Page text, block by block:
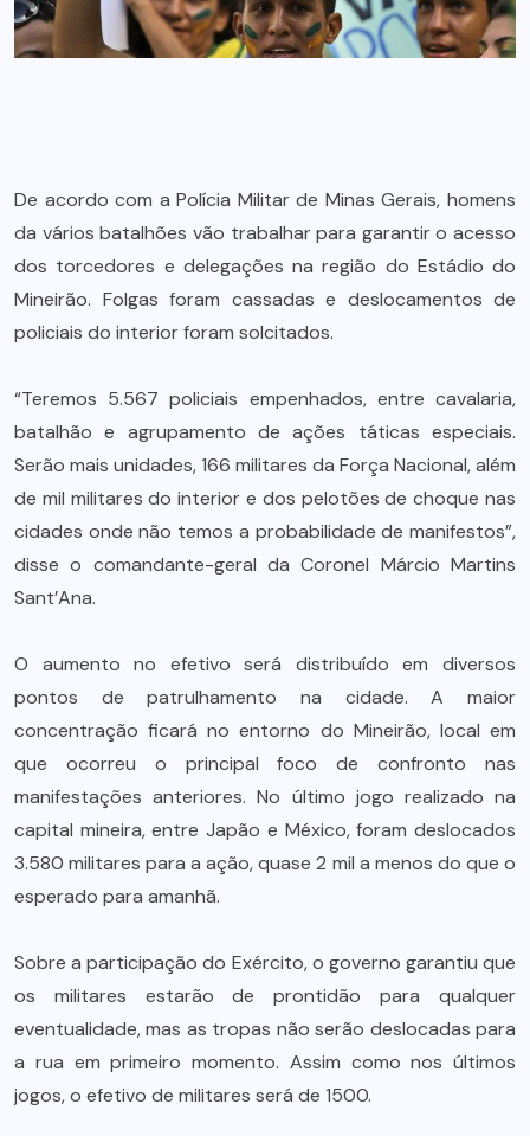
De acordo com a Polícia Militar de Minas Gerais, homens
da vários batalhões vão trabalhar para garantir o acesso
dos torcedores e delegações na região do Estádio do
Mineirão. Folgas foram cassadas e deslocamentos de
policiais do interior foram solcitados.
“Teremos 5.567 policiais empenhados, entre cavalaria,
batalhão e agrupamento de ações táticas especiais.
Serão mais unidades, 166 militares da Força Nacional, além
de mil militares do interior e dos pelotões de choque nas
cidades onde não temos a probabilidade de manifestos”,
disse o comandante-geral da Coronel Márcio Martins
Sant’Ana.
O aumento no efetivo será distribuído em diversos
pontos de patrulhamento na cidade. A maior
concentração ficará no entorno do Mineirão, local em
que ocorreu o principal foco de confronto nas
manifestações anteriores. No último jogo realizado na
capital mineira, entre Japão e México, foram deslocados
3.580 militares para a ação, quase 2 mil a menos do que o
esperado para amanhã.
Sobre a participação do Exército, o governo garantiu que
os militares estarão de prontidão para qualquer
eventualidade, mas as tropas não serão deslocadas para
a rua em primeiro momento. Assim como nos últimos
jogos, o efetivo de militares será de 1500.